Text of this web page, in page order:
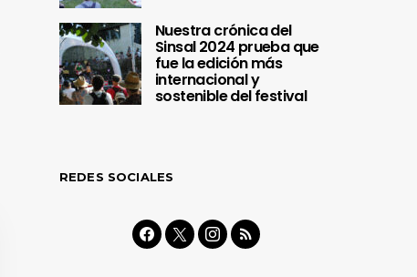
Nuestra crónica del
Sinsal 2024 prueba que
fue la edición más
internacional y
sostenible del festival
REDES SOCIALES